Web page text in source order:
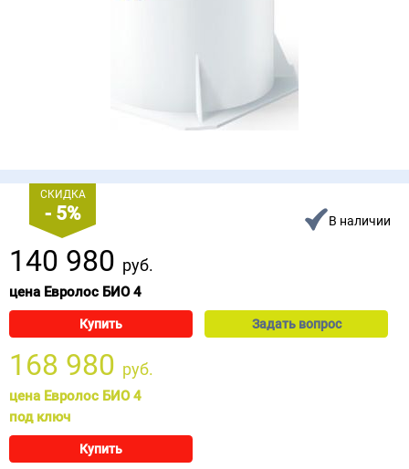
СКИДКА
- 5% В наличии
140 980 руб.
цена Евролос БИО 4
Купить Задать вопрос
168 980 руб.
цена Евролос БИО 4
под ключ
Купить